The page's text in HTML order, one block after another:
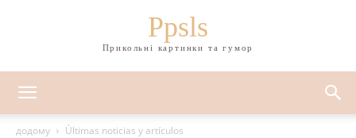
Ppsls
Прикольні картинки та гумор
додому Últimas noticias y artículos